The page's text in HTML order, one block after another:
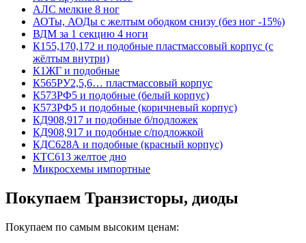
АЛС мелкие 8 ног
АОТы, АОДы с желтым ободком снизу (без ног -15%)
ВДМ за 1 секцию 4 ноги
К155,170,172 и подобные пластмассовый корпус (с
жёлтым внутри)
К1ЖГ и подобные
К565РУ2,5,6… пластмассовый корпус
К573РФ5 и подобные (белый корпус)
К573РФ5 и подобные (коричневый корпус)
КД908,917 и подобные б/подложек
КД908,917 и подобные с/подложкой
КДС628А и подобные (красный корпус)
КТС613 желтое дно
Микросхемы импортные
Покупаем Транзисторы, диоды
Покупаем по самым высоким ценам: